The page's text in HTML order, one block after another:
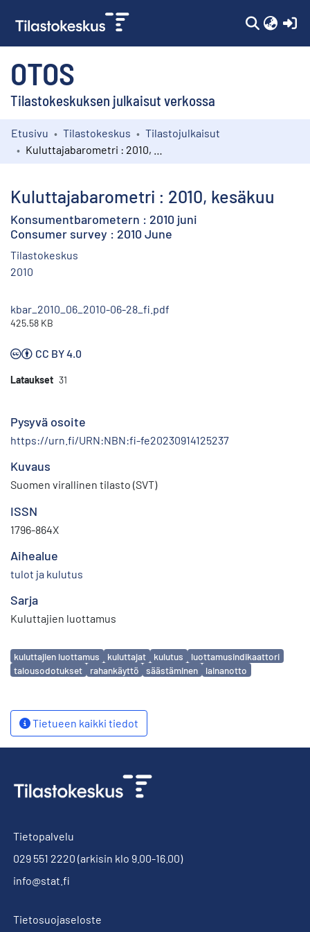
OTOS
Tilastokeskuksen julkaisut verkossa
Kokoelmat
Etusivu Tilastokeskus
Tilastojulkaisut
Kuluttajabarometri : 2010, kesäkuu
Konsumentbarometern : 2010 juni
Consumer survey : 2010 June
Tilastokeskus
2010
kbar_2010_06_2010-06-28_fi.pdf
425.58 KB
CC BY 4.0
Lataukset 31
Pysyvä osoite
https://urn.fi/URN:NBN:fi-fe20230914125237
Kuvaus
Suomen virallinen tilasto (SVT)
ISSN
1796-864X
Aihealue
tulot ja kulutus
Sarja
Kuluttajien luottamus
Avainsanat
kuluttajien luottamus kuluttajat kulutus
luottamusindikaattori
talousodotukset
rahankäyttö säästäminen lainanotto
Tietueen kaikki tiedot
Tietopalvelu
029 551 2220 (arkisin klo 9.00-16.00)
info@stat.fi
Tietosuojaseloste